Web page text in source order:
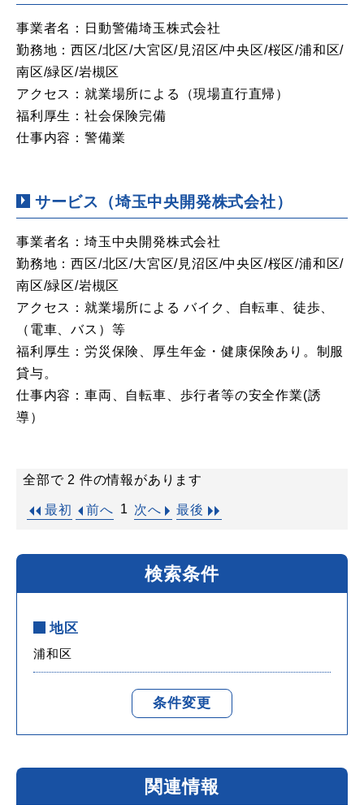
事業者名：日動警備埼玉株式会社
勤務地：西区/北区/大宮区/見沼区/中央区/桜区/浦和区/
南区/緑区/岩槻区
アクセス：就業場所による（現場直行直帰）
福利厚生：社会保険完備
仕事内容：警備業
サービス（埼玉中央開発株式会社）
事業者名：埼玉中央開発株式会社
勤務地：西区/北区/大宮区/見沼区/中央区/桜区/浦和区/
南区/緑区/岩槻区
アクセス：就業場所による バイク、自転車、徒歩、
（電車、バス）等
福利厚生：労災保険、厚生年金・健康保険あり。制服
貸与。
仕事内容：車両、自転車、歩行者等の安全作業(誘
導）
全部で 2 件の情報があります
最初 前へ 1 次へ 最後
検索条件
地区
浦和区
条件変更
関連情報